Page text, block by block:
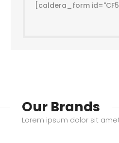
[caldera_form
Our Brands
Lorem ipsum dolor sit